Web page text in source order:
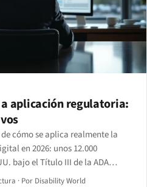
aplicación regulatoria:
cómo se aplica realmente la
en 2026: unos 12.000
bajo el Título III de la ADA
lideradas por reguladores en
· Por Disability World